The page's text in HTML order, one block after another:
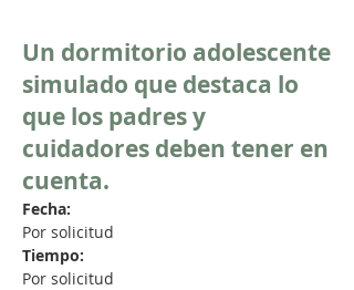
Un dormitorio adolescente
simulado que destaca lo
que los padres y
cuidadores deben tener en
cuenta.
Fecha:
Por solicitud
Tiempo:
Por solicitud